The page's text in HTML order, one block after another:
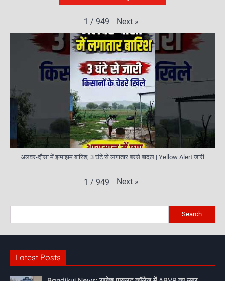
1 / 949 Next »
अलवर-दौसा में झमाझम बारिश, 3 घंटे से लगातार बरसे बादल | Yellow Alert जारी
1 / 949 Next »
Search
Latest Posts